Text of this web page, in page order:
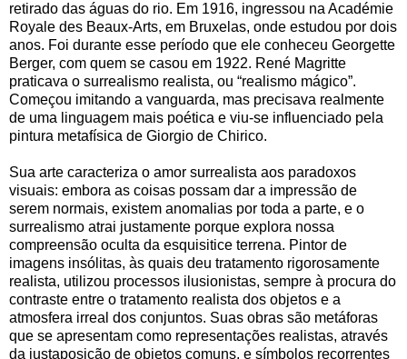
retirado das águas do rio. Em 1916, ingressou na Académie
Royale des Beaux-Arts, em Bruxelas, onde estudou por dois
anos. Foi durante esse período que ele conheceu Georgette
Berger, com quem se casou em 1922. René Magritte
praticava o surrealismo realista, ou “realismo mágico”.
Começou imitando a vanguarda, mas precisava realmente
de uma linguagem mais poética e viu-se influenciado pela
pintura metafísica de Giorgio de Chirico.
Sua arte caracteriza o amor surrealista aos paradoxos
visuais: embora as coisas possam dar a impressão de
serem normais, existem anomalias por toda a parte, e o
surrealismo atrai justamente porque explora nossa
compreensão oculta da esquisitice terrena. Pintor de
imagens insólitas, às quais deu tratamento rigorosamente
realista, utilizou processos ilusionistas, sempre à procura do
contraste entre o tratamento realista dos objetos e a
atmosfera irreal dos conjuntos. Suas obras são metáforas
que se apresentam como representações realistas, através
da justaposição de objetos comuns, e símbolos recorrentes